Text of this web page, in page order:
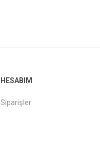
HESABIM
Siparişler